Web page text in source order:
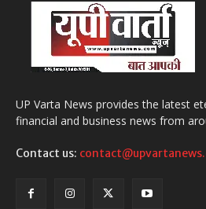
UP Varta News provides the latest
financial and business news from
Contact us: